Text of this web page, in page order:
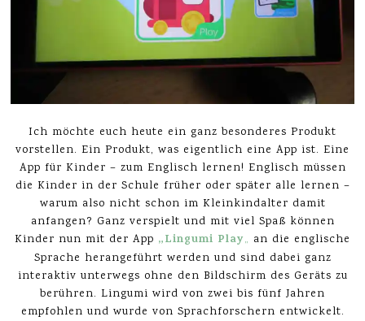
Ich möchte euch heute ein ganz besonderes Produkt
vorstellen. Ein Produkt, was eigentlich eine App ist. Eine
App für Kinder – zum Englisch lernen! Englisch müssen
die Kinder in der Schule früher oder später alle lernen –
warum also nicht schon im Kleinkindalter damit
anfangen? Ganz verspielt und mit viel Spaß können
Kinder nun mit der App „Lingumi Play„ an die englische
Sprache herangeführt werden und sind dabei ganz
interaktiv unterwegs ohne den Bildschirm des Geräts zu
berühren. Lingumi wird von zwei bis fünf Jahren
empfohlen und wurde von Sprachforschern entwickelt.